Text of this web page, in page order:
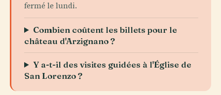
fermé le lundi.
Combien coûtent les billets pour le
château d'Arzignano ?
Y a-t-il des visites guidées à l'Église de
San Lorenzo ?